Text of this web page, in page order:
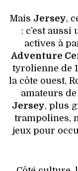
Mais Jersey,
: c’est
actives à
Adventure
tyrolienne de
la côte ouest,
amateurs
Jersey, plus
trampolines,
jeux pour